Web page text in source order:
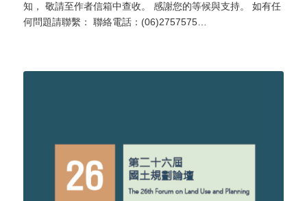
知， 敬請至作者信箱中查收。 感謝您的等候與支持。 如有任
何問題請聯繫： 聯絡電話：(06)2757575…